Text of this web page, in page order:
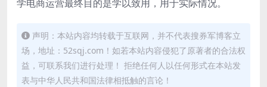
学电商运营最终目的是学以致用，用于实际情况。
声明：本站内容均转载于互联网，并不代表搜券军博客立
场，地址：52sqj.com！如若本站内容侵犯了原著者的合法权
益，可联系我们进行处理！ 拒绝任何人以任何形式在本站发
表与中华人民共和国法律相抵触的言论！